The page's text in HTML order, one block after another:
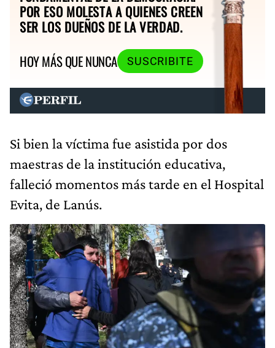
POR ESO MOLESTA A QUIENES CREEN
SER LOS DUEÑOS DE LA VERDAD.
HOY MÁS QUE NUNCA
SUSCRIBITE
Si bien la víctima fue asistida por dos
maestras de la institución educativa,
falleció momentos más tarde en el Hospital
Evita, de Lanús.